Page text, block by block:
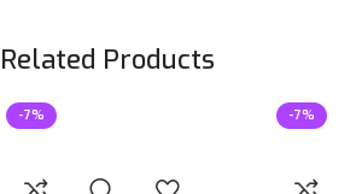
Related Products
-7% -7%